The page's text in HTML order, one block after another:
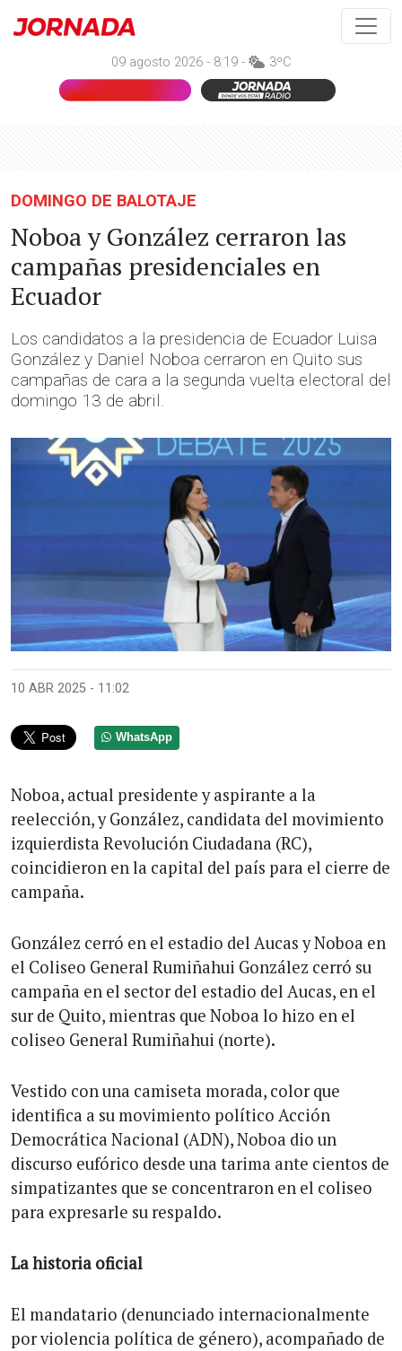
09 agosto 2026 - 8:19 - 3ºC
DOMINGO DE BALOTAJE
Noboa y González cerraron las
campañas presidenciales en
Ecuador
Los candidatos a la presidencia de Ecuador Luisa
González y Daniel Noboa cerraron en Quito sus
campañas de cara a la segunda vuelta electoral del
domingo 13 de abril.
10 ABR 2025 - 11:02
WhatsApp
Noboa, actual presidente y aspirante a la
reelección, y González, candidata del movimiento
izquierdista Revolución Ciudadana (RC),
coincidieron en la capital del país para el cierre de
campaña.
González cerró en el estadio del Aucas y Noboa en
el Coliseo General Rumiñahui González cerró su
campaña en el sector del estadio del Aucas, en el
sur de Quito, mientras que Noboa lo hizo en el
coliseo General Rumiñahui (norte).
Vestido con una camiseta morada, color que
identifica a su movimiento político Acción
Democrática Nacional (ADN), Noboa dio un
discurso eufórico desde una tarima ante cientos de
simpatizantes que se concentraron en el coliseo
para expresarle su respaldo.
La historia oficial
El mandatario (denunciado internacionalmente
por violencia política de género), acompañado de